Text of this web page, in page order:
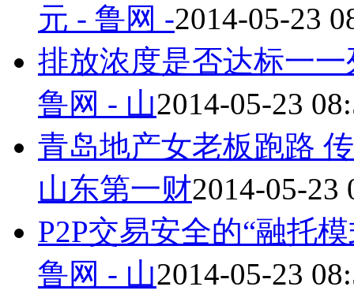
元 - 鲁网 -2014-05-23
排放浓度是否达标一
鲁网 - 山2014-05-23
青岛地产女老板跑路
山东第一财2014-05-23
P2P交易安全的“融托
鲁网 - 山2014-05-23